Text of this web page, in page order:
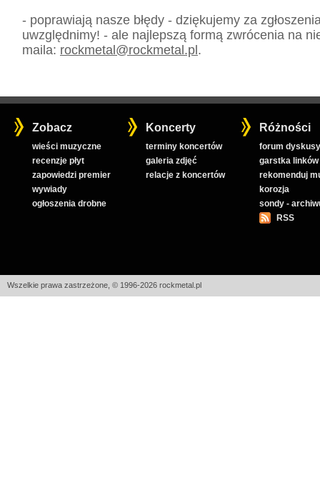
- poprawiają nasze błędy - dziękujemy za
uwzględnimy! - ale najlepszą formą zwrócenia na
maila: rockmetal@rockmetal.pl.
Zobacz
wieści muzyczne
recenzje płyt
zapowiedzi premier
wywiady
ogłoszenia drobne
Koncerty
terminy koncertów
galeria zdjęć
relacje z koncertów
Różności
forum
garstka linków
rekomenduj
korozja
sondy -
RSS
Wszelkie prawa zastrzeżone, © 1996-2026 rockmetal.pl